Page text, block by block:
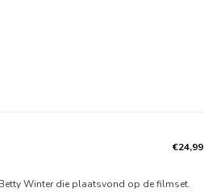
€24,99
Winter die plaatsvond op de filmset.